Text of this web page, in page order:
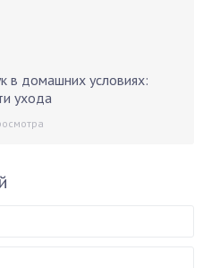
в домашних условиях:
ухода